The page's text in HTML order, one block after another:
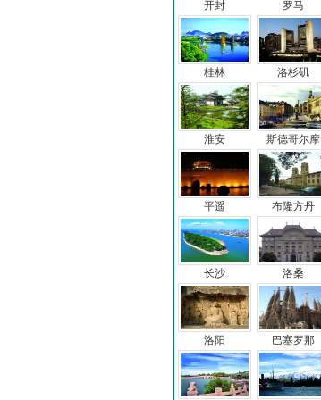
开封
桂林
淮安
平遥
长沙
洛阳
罗马
洛杉矶
斯德哥尔摩
布隆方丹
洛桑
巴塞罗那